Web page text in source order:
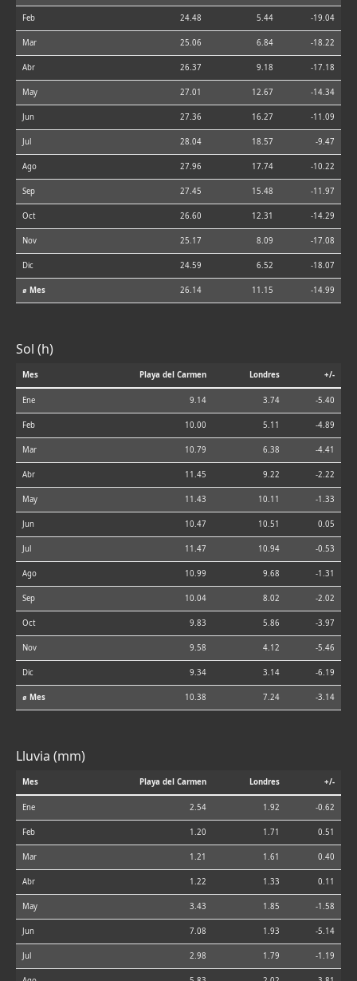
Feb 24.48 5.44 -19.04
Mar 25.06 6.84 -18.22
Abr 26.37 9.18 -17.18
May 27.01 12.67 -14.34
Jun 27.36 16.27 -11.09
Jul 28.04 18.57 -9.47
Ago 27.96 17.74 -10.22
Sep 27.45 15.48 -11.97
Oct 26.60 12.31 -14.29
Nov 25.17 8.09 -17.08
Dic 24.59 6.52 -18.07
⌀ Mes 26.14 11.15 -14.99
Sol (h)
Mes Playa del Carmen Londres +/-
Ene 9.14 3.74 -5.40
Feb 10.00 5.11 -4.89
Mar 10.79 6.38 -4.41
Abr 11.45 9.22 -2.22
May 11.43 10.11 -1.33
Jun 10.47 10.51 0.05
Jul 11.47 10.94 -0.53
Ago 10.99 9.68 -1.31
Sep 10.04 8.02 -2.02
Oct 9.83 5.86 -3.97
Nov 9.58 4.12 -5.46
Dic 9.34 3.14 -6.19
⌀ Mes 10.38 7.24 -3.14
Lluvia (mm)
Mes Playa del Carmen Londres +/-
Ene 2.54 1.92 -0.62
Feb 1.20 1.71 0.51
Mar 1.21 1.61 0.40
Abr 1.22 1.33 0.11
May 3.43 1.85 -1.58
Jun 7.08 1.93 -5.14
Jul 2.98 1.79 -1.19